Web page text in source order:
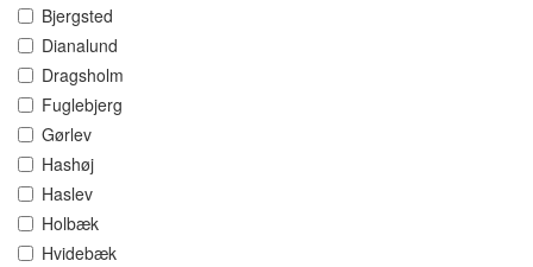
Bjergsted
Dianalund
Dragsholm
Fuglebjerg
Gørlev
Hashøj
Haslev
Holbæk
Hvidebæk